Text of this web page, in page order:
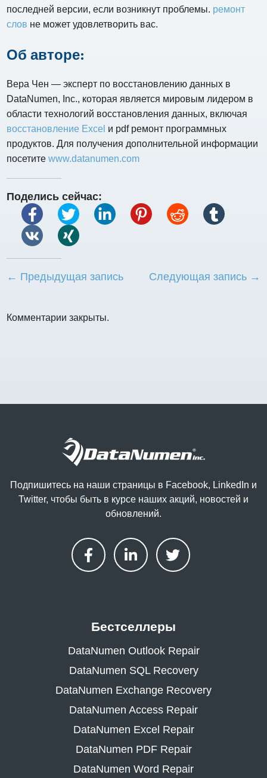
последней версии, если возникнут проблемы. ремонт
слов не может удовлетворить вас.
Об авторе:
Вера Чен — эксперт по восстановлению данных в
DataNumen, Inc., которая является мировым лидером в
области технологий восстановления данных, включая
восстановление Excel и pdf ремонт программных
продуктов. Для получения дополнительной информации
посетитеwww.datanumen.com
Поделись сейчас:
← Предыдущая запись Следующая запись →
Комментарии закрыты.
Подпишитесь на наши страницы в Facebook, LinkedIn и
Twitter, чтобы быть в курсе наших акций, новостей и
обновлений.
Бестселлеры
DataNumen Outlook Repair
DataNumen SQL Recovery
DataNumen Exchange Recovery
DataNumen Access Repair
DataNumen Excel Repair
DataNumen PDF Repair
DataNumen Word Repair